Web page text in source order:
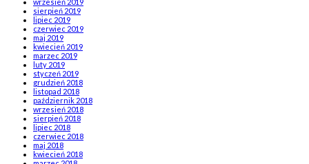
sierpień 2019
lipiec 2019
czerwiec 2019
maj 2019
kwiecień 2019
marzec 2019
luty 2019
styczeń 2019
grudzień 2018
listopad 2018
październik 2018
wrzesień 2018
sierpień 2018
lipiec 2018
czerwiec 2018
maj 2018
kwiecień 2018